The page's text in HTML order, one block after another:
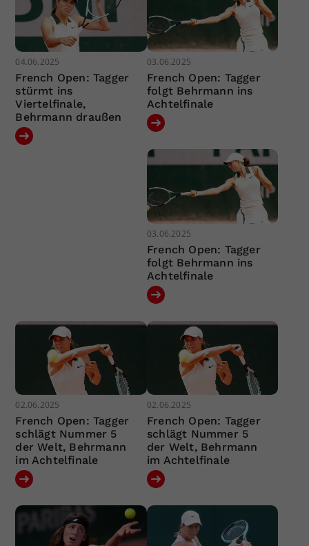
04.06.2025
French Open: Tagger
stürmt ins
Viertelfinale,
Behrmann draußen
03.06.2025
French Open: Tagger
folgt Behrmann ins
Achtelfinale
03.06.2025
French Open: Tagger
folgt Behrmann ins
Achtelfinale
02.06.2025
French Open: Tagger
schlägt Nummer 5
der Welt, Behrmann
im Achtelfinale
02.06.2025
French Open: Tagger
schlägt Nummer 5
der Welt, Behrmann
im Achtelfinale